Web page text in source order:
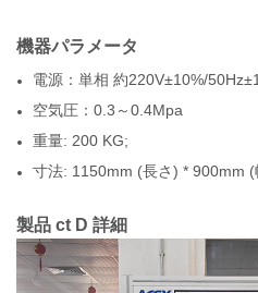
機器パラメータ
電源：単相 約220V±10%/
空気圧：0.3～0.4Mpa
重量: 200 KG;
寸法: 1150mm (長さ) * 900mm (
製品 ct D 詳細